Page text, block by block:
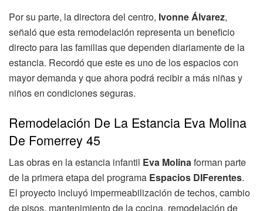
Por su parte, la directora del centro, Ivonne Álvarez,
señaló que esta remodelación representa un beneficio
directo para las familias que dependen diariamente de la
estancia. Recordó que este es uno de los espacios con
mayor demanda y que ahora podrá recibir a más niñas y
niños en condiciones seguras.
Remodelación De La Estancia Eva Molina
De Fomerrey 45
Las obras en la estancia infantil Eva Molinaforman parte
de la primera etapa del programa Espacios DIFerentes.
El proyecto incluyó impermeabilización de techos, cambio
de pisos, mantenimiento de la cocina, remodelación de